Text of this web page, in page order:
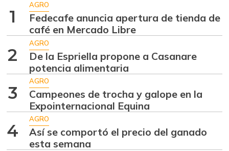
07/25/2026 +1,23%
Ají dulce
01/17/2015
$ 1.628,00
Ají topito dulce
06/06/2015
$ 1.758,50
Alas de pollo sin
costillar
07/25/2026
$ 7.250,00
1
AGRO
Fedecafe anuncia apertura de tienda de
café en Mercado Libre
2
AGRO
De la Espriella propone a Casanare
potencia alimentaria
3
AGRO
Campeones de trocha y galope en la
Expointernacional Equina
4
AGRO
Así se comportó el precio del ganado
esta semana